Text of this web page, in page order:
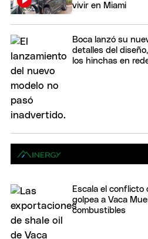
vivir en Miami
Boca lanzó su
detalles del
los hinchas en
Escala el conflicto
golpea a Vaca
combustibles